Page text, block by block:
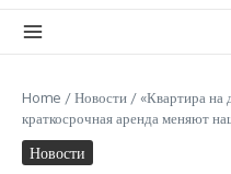
Home /Новости /«Квартира на
краткосрочная аренда меняют
Новости